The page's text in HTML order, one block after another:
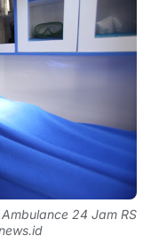
24 Jam RS